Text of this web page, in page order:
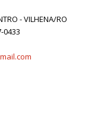
- VILHENA/RO
0433